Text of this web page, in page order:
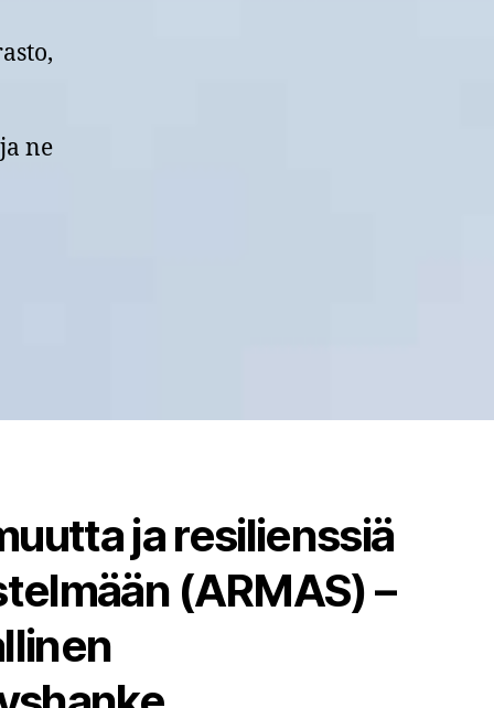
ne
ja resilienssiä
(ARMAS) –